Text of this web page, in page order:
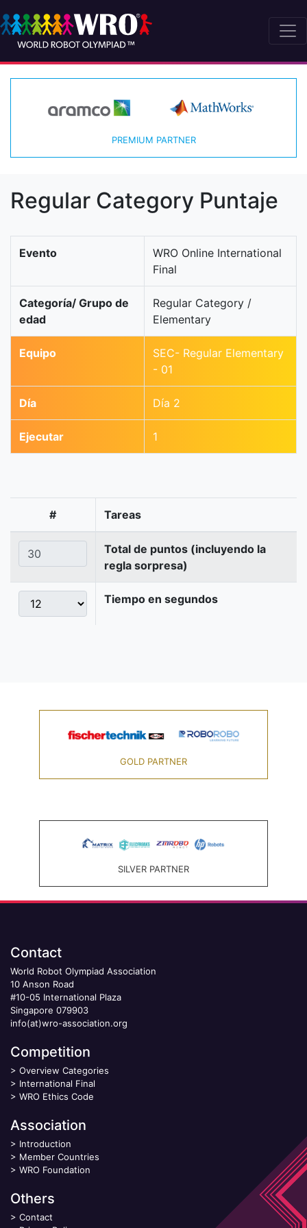
PREMIUM PARTNER
Regular Category Puntaje
Evento
WRO Online International
Final
Categoría/ Grupo de
edad
Regular Category /
Elementary
Equipo
SEC- Regular Elementary
- 01
Día Día 2
Ejecutar 1
# Tareas
Total de puntos (incluyendo la
regla sorpresa)
Tiempo en segundos
GOLD PARTNER
SILVER PARTNER
Contact
World Robot Olympiad Association
10 Anson Road
#10-05 International Plaza
Singapore 079903
info(at)wro-association.org
Competition
> Overview Categories
> International Final
> WRO Ethics Code
Association
> Introduction
> Member Countries
> WRO Foundation
Others
> Contact